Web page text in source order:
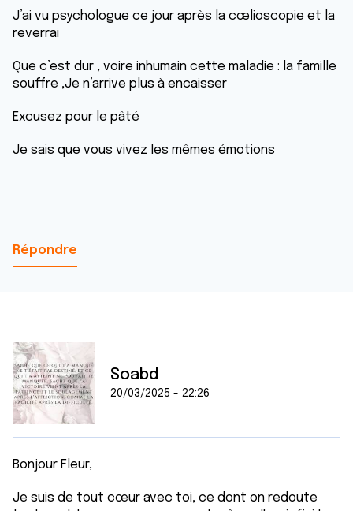
J’ai vu psychologue ce jour après la cœlioscopie et la
reverrai
Que c’est dur , voire inhumain cette maladie : la famille
souffre ,Je n’arrive plus à encaisser
Excusez pour le pâté
Je sais que vous vivez les mêmes émotions
Répondre
Soabd
20/03/2025 - 22:26
Bonjour Fleur,
Je suis de tout cœur avec toi, ce dont on redoute